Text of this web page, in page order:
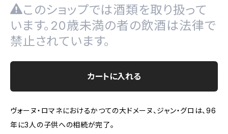
このショップでは酒類を取り扱って
います。20歳未満の者の飲酒は法律で
禁止されています。
カートに入れる
ヴォーヌ・ロマネにおけるかつての大ドメーヌ、ジャン・グロは、96
年に3人の子供への相続が完了。